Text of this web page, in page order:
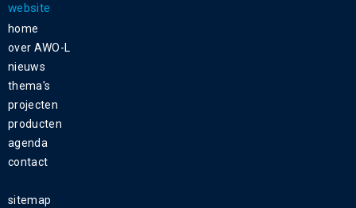
website
home
over AWO-L
nieuws
thema's
projecten
producten
agenda
contact
sitemap